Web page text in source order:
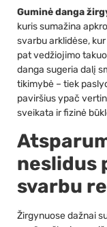
Guminė danga
kuris sumažina
svarbu arklidėse,
pat vedžiojimo
danga sugeria dalį
tikimybė – tiek
paviršius ypač
sveikata ir fizinė
neslidus
svarbu
Žirgynuose dažnai